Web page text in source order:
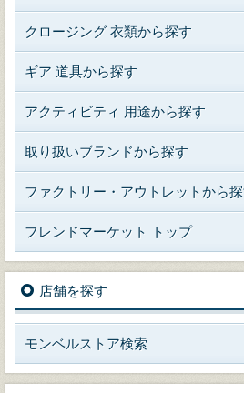
クロージング 衣類から探す
ギア 道具から探す
アクティビティ 用途から探す
取り扱いブランドから探す
ファクトリー・アウトレットから
フレンドマーケット トップ
店舗を探す
モンベルストア検索